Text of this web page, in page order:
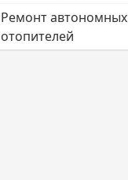
Ремонт автономных
отопителей